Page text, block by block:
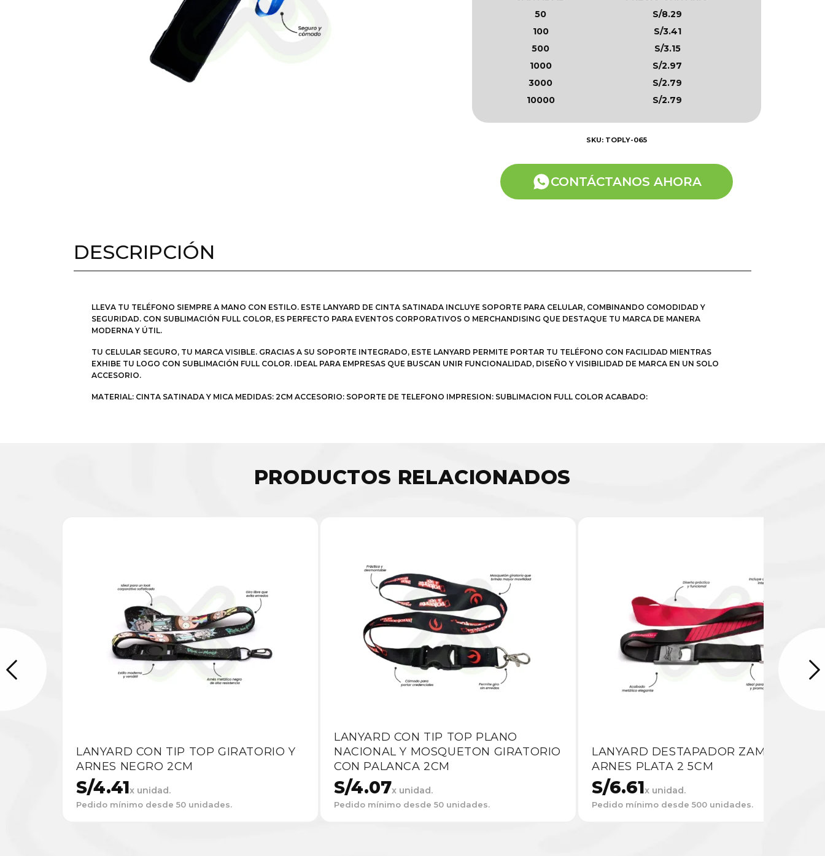
50
S/8.29
100
S/3.41
500
S/3.15
1000
S/2.97
3000
S/2.79
10000
S/2.79
SKU: TOPLY-065
CONTÁCTANOS AHORA
DESCRIPCIÓN
LLEVA TU TELÉFONO SIEMPRE A MANO CON ESTILO. ESTE LANYARD DE CINTA SATINADA INCLUYE SOPORTE PARA CELULAR, COMBINANDO COMODIDAD Y
SEGURIDAD. CON SUBLIMACIÓN FULL COLOR, ES PERFECTO PARA EVENTOS CORPORATIVOS O MERCHANDISING QUE DESTAQUE TU MARCA DE MANERA
MODERNA Y ÚTIL.
TU CELULAR SEGURO, TU MARCA VISIBLE. GRACIAS A SU SOPORTE INTEGRADO, ESTE LANYARD PERMITE PORTAR TU TELÉFONO CON FACILIDAD MIENTRAS
EXHIBE TU LOGO CON SUBLIMACIÓN FULL COLOR. IDEAL PARA EMPRESAS QUE BUSCAN UNIR FUNCIONALIDAD, DISEÑO Y VISIBILIDAD DE MARCA EN UN SOLO
ACCESORIO.
MATERIAL: CINTA SATINADA Y MICA MEDIDAS: 2CM ACCESORIO: SOPORTE DE TELEFONO IMPRESION: SUBLIMACION FULL COLOR ACABADO:
PRODUCTOS RELACIONADOS
LANYARD CON TIP TOP GIRATORIO Y
ARNES NEGRO 2CM
S/4.41x unidad.
Pedido mínimo desde 50 unidades.
LANYARD CON TIP TOP PLANO
NACIONAL Y MOSQUETON GIRATORIO
CON PALANCA 2CM
S/4.07x unidad.
Pedido mínimo desde 50 unidades.
LANYARD DESTAPADOR ZAMAK CON
ARNES PLATA 2 5CM
S/6.61x unidad.
Pedido mínimo desde 500 unidades.